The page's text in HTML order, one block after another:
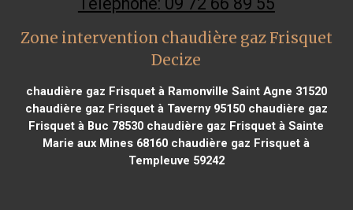
Zone intervention chaudière gaz Frisquet
Decize
chaudière gaz Frisquet à Ramonville Saint Agne 31520
chaudière gaz Frisquet à Taverny 95150chaudière gaz
Frisquet à Buc 78530 chaudière gaz Frisquet à Sainte
Marie aux Mines 68160 chaudière gaz Frisquet à
Templeuve 59242